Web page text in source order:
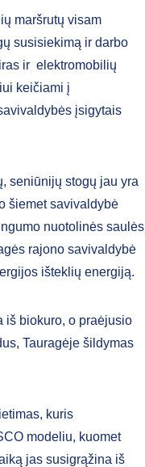
maršrutų visam
susisiekimą ir darbo
ir elektromobilių
keičiami į
įsigytais
seniūnijų stogų jau yra
šiemet savivaldybė
nuotolinės saulės
rajono savivaldybė
išteklių energiją.
iš biokuro, o praėjusio
Tauragėje šildymas
kuris
modeliu, kuomet
jas susigrąžina iš